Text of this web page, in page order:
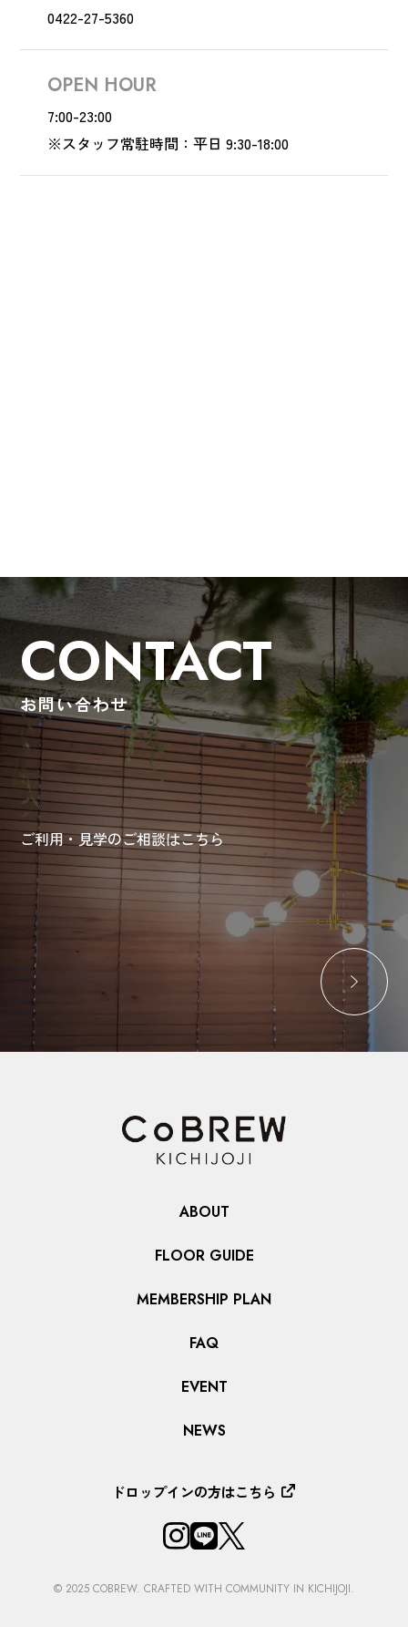
0422-27-5360
OPEN HOUR
7:00-23:00
※スタッフ常駐時間：平日 9:30-18:00
CONTACT
お問い合わせ
ご利用・見学のご相談はこちら
ABOUT
FLOOR GUIDE
MEMBERSHIP PLAN
FAQ
EVENT
NEWS
ドロップインの方はこちら
© 2025 COBREW. CRAFTED WITH COMMUNITY IN KICHIJOJI.